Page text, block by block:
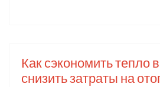
Как сэкономить тепло
снизить затраты на